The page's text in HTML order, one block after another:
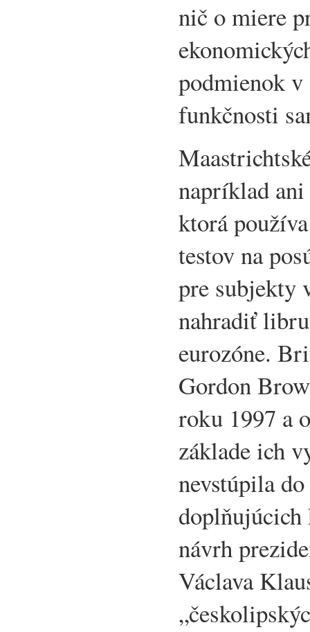
nič o miere
podmienok v
funkčnosti
napríklad
ktorá
testov na
pre subjekty
nahradiť
eurozóne.
Gordon
roku 1997 a
základe ich
nevstúpila
návrh
Václava